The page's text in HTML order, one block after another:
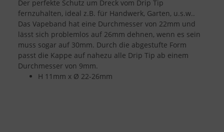
Der perfekte Schutz um Dreck vom Drip Tip
fernzuhalten, ideal z.B. für Handwerk, Garten, u.s.w..
Das Vapeband hat eine Durchmesser von 22mm und
lässt sich problemlos auf 26mm dehnen, wenn es sein
muss sogar auf 30mm. Durch die abgestufte Form
passt die Kappe auf nahezu alle Drip Tip ab einem
Durchmesser von 9mm.
H 11mm x Ø 22-26mm